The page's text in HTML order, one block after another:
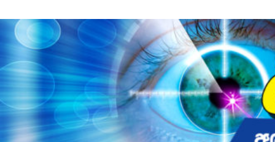
to
contentvinivida.lk